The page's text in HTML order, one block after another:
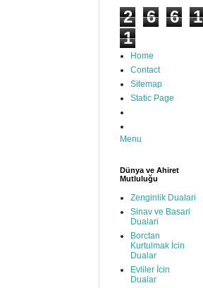
2 6 6 1
1
Home
Contact
Sitemap
Static Page
Menu
Dünya ve Ahiret
Mutluluğu
Zenginlik Dualari
Sinav ve Basari
Dualari
Borctan
Kurtulmak İcin
Dualar
Evliler İcin
Dualar